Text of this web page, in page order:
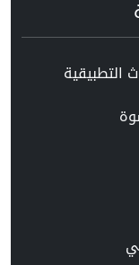
التطبيقية